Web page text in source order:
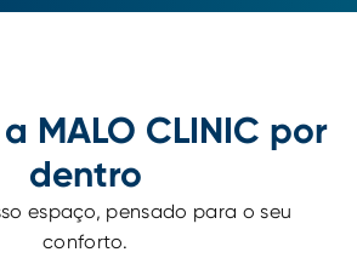
MALO CLINIC por
dentro
espaço, pensado para o seu
conforto.